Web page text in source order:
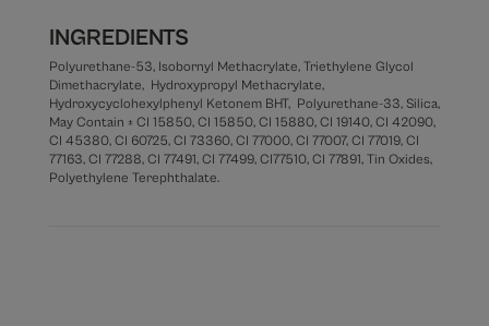
INGREDIENTS
Polyurethane-53, Isobornyl Methacrylate, Triethylene Glycol
Dimethacrylate, Hydroxypropyl Methacrylate,
Hydroxycyclohexylphenyl Ketonem BHT, Polyurethane-33, Silica,
May Contain ± CI 15850, CI 15850, CI 15880, CI 19140, CI 42090,
CI 45380, CI 60725, CI 73360, CI 77000, CI 77007, CI 77019, CI
77163, CI 77288, CI 77491, CI 77499, CI77510, CI 77891, Tin Oxides,
Polyethylene Terephthalate.